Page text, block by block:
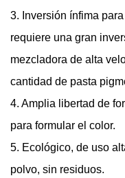
3. Inversión ínfima
requiere una gran
mezcladora de alta
cantidad de pasta
4. Amplia libertad de
para formular el color.
5. Ecológico, de uso
polvo, sin residuos.